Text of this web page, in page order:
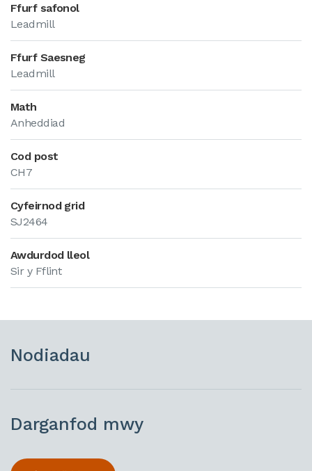
Ffurf safonol
Leadmill
Ffurf Saesneg
Leadmill
Math
Anheddiad
Cod post
CH7
Cyfeirnod grid
SJ2464
Awdurdod lleol
Sir y Fflint
Nodiadau
Darganfod mwy